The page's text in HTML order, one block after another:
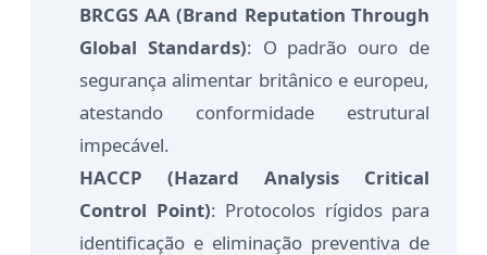
BRCGS AA (Brand Reputation Through
Global Standards): O padrão ouro de
segurança alimentar britânico e europeu,
atestando conformidade estrutural
impecável.
HACCP (Hazard Analysis Critical
Control Point): Protocolos rígidos para
identificação e eliminação preventiva de